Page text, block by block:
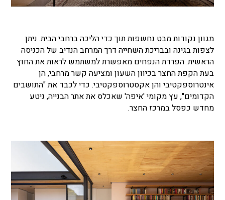
מגוון נקודות מבט נחשפות תוך כדי הליכה ברחבי הבית. ניתן
לצפות בגינה ובבריכת השחייה דרך המרחב הנדיב של הכניסה
הראשית. הפרדת הנפחים מאפשרת למשתמש לראות את החוץ
בעת הקפת החצר בכיוון השעון ומציעה קשר מרחבי, הן
אינטרוספקטיבי והן אקסטרוספקטיבי. כדי לכבד את "התושבים
הקדומים", עץ מקומי 'איפה' שאכלס את אתר הבנייה, ניטע
מחדש כפסל במרכז החצר.